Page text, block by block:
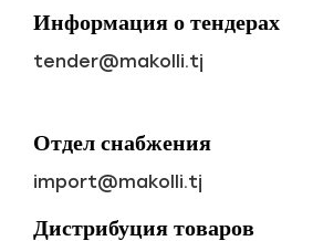
Информация о тендерах
tender@makolli.tj
Отдел снабжения
import@makolli.tj
Дистрибуция товаров